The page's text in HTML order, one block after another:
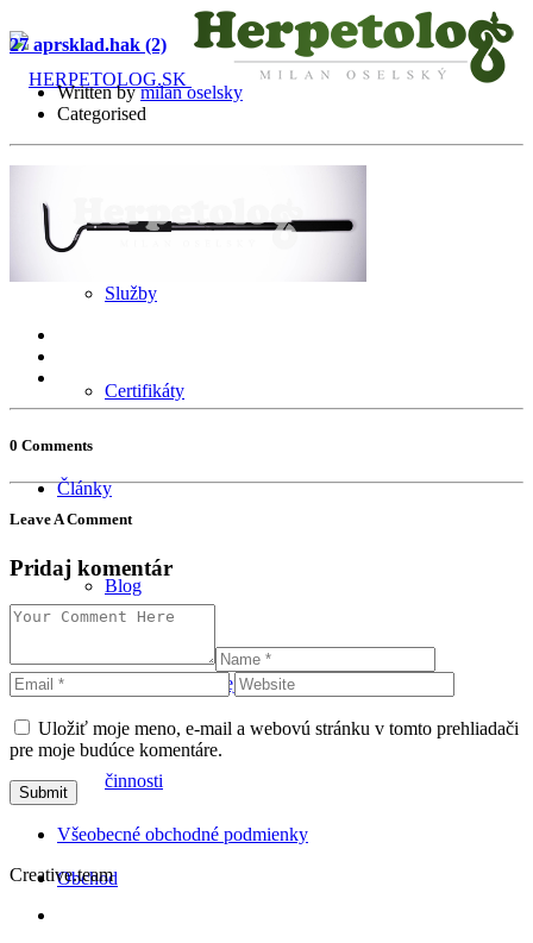
Služby
Certifikáty
Články
Blog
Zoznam odbornej publikačnej
činnosti
Obchod
27 aprsklad.hak (2)
Written bymilan oselsky
Categorised
0 Comments
Leave A Comment
Pridaj komentár
Uložiť moje meno, e-mail a webovú stránku v tomto prehliadači
pre moje budúce komentáre.
Všeobecné obchodné podmienky
Creative.team